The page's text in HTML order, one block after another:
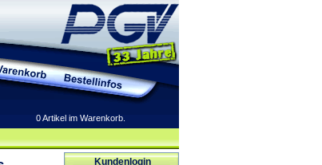
0 Artikel im Warenkorb.
Kundenlogin